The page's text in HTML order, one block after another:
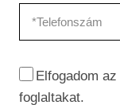
Elfogadom az
foglaltakat.